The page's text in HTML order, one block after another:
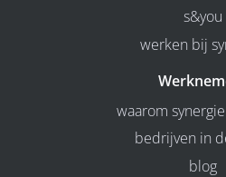
s&you
werken bij
waarom
bedrijven in
blog